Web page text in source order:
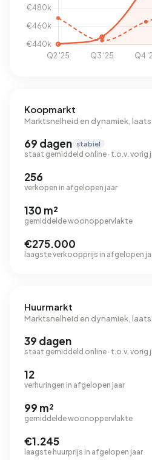
Koopmarkt
Marktsnelheid en dynamiek,
69 dagen stabiel
staat gemiddeld online · t.o.v. vorig
256
verkopen in afgelopen jaar
130 m²
gemiddelde woonoppervlakte
€275.000
laagste verkoopprijs in afgelopen
Huurmarkt
Marktsnelheid en dynamiek,
39 dagen
staat gemiddeld online · t.o.v. vorig
12
verhuringen in afgelopen jaar
99 m²
gemiddelde woonoppervlakte
€1.245
laagste huurprijs in afgelopen jaar